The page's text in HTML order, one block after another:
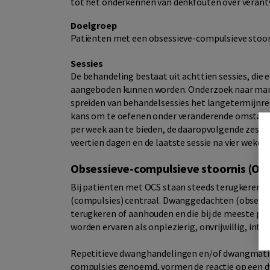
Doelgroep
Patiënten met een obsessieve-compulsieve
Sessies
De behandeling bestaat uit achttien sessies, die
aangeboden kunnen worden. Onderzoek naar
spreiden van behandelsessies het
kans om te oefenen onder veranderende
per week aan te bieden, de daaropvolgende zes
veertien dagen en de laatste sessie na vier weken.
Obsessieve-compulsieve stoornis
Bij patiënten met OCS staan steeds
(compulsies) centraal. Dwanggedachten
terugkeren of aanhouden en die bij de meeste
worden ervaren als onplezierig, onvrijwillig,
Repetitieve dwanghandelingen en/of
compulsies genoemd, vormen de reactie op een